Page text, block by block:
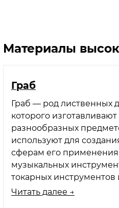
Материалы
Граб
Граб — род лиственных
которого
разнообразных
используют для
сферам его применения
музыкальных
токарных инструментов
Читать далее →